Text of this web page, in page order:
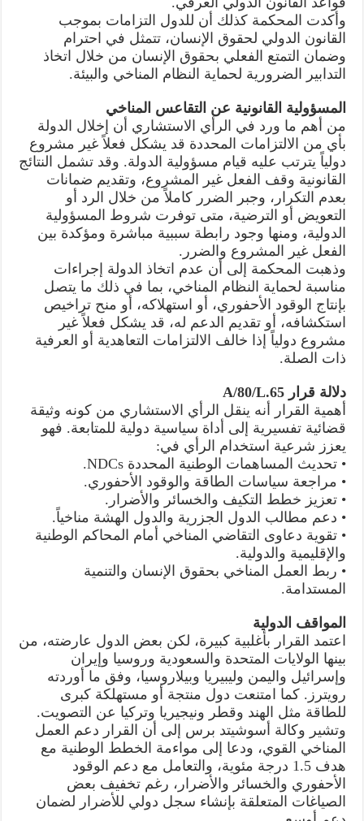
وأكدت المحكمة كذلك أن للدول التزامات بموجب
القانون الدولي لحقوق الإنسان، تتمثل في احترام
وضمان التمتع الفعلي بحقوق الإنسان من خلال اتخاذ
التدابير الضرورية لحماية النظام المناخي والبيئة.
المسؤولية القانونية عن التقاعس المناخي
من أهم ما ورد في الرأي الاستشاري أن إخلال الدولة
بأي من الالتزامات المحددة قد يشكل فعلاً غير مشروع
دولياً يترتب عليه قيام مسؤولية الدولة. وقد تشمل النتائج
القانونية وقف الفعل غير المشروع، وتقديم ضمانات
بعدم التكرار، وجبر الضرر كاملاً من خلال الرد أو
التعويض أو الترضية، متى توفرت شروط المسؤولية
الدولية، ومنها وجود رابطة سببية مباشرة ومؤكدة بين
الفعل غير المشروع والضرر.
وذهبت المحكمة إلى أن عدم اتخاذ الدولة إجراءات
مناسبة لحماية النظام المناخي، بما في ذلك ما يتصل
بإنتاج الوقود الأحفوري، أو استهلاكه، أو منح تراخيص
استكشافه، أو تقديم الدعم له، قد يشكل فعلاً غير
مشروع دولياً إذا خالف الالتزامات التعاهدية أو العرفية
ذات الصلة.
دلالة قرار A/80/L.65
أهمية القرار أنه ينقل الرأي الاستشاري من كونه وثيقة
قضائية تفسيرية إلى أداة سياسية دولية للمتابعة. فهو
يعزز شرعية استخدام الرأي في:
• تحديث المساهمات الوطنية المحددة NDCs.
• مراجعة سياسات الطاقة والوقود الأحفوري.
• تعزيز خطط التكيف والخسائر والأضرار.
• دعم مطالب الدول الجزرية والدول الهشة مناخياً.
• تقوية دعاوى التقاضي المناخي أمام المحاكم الوطنية
والإقليمية والدولية.
• ربط العمل المناخي بحقوق الإنسان والتنمية
المستدامة.
المواقف الدولية
اعتمد القرار بأغلبية كبيرة، لكن بعض الدول عارضته، من
بينها الولايات المتحدة والسعودية وروسيا وإيران
وإسرائيل واليمن وليبيريا وبيلاروسيا، وفق ما أوردته
رويترز. كما امتنعت دول منتجة أو مستهلكة كبرى
للطاقة مثل الهند وقطر ونيجيريا وتركيا عن التصويت.
وتشير وكالة أسوشيتد برس إلى أن القرار دعم العمل
المناخي القوي، ودعا إلى مواءمة الخطط الوطنية مع
هدف 1.5 درجة مئوية، والتعامل مع دعم الوقود
الأحفوري والخسائر والأضرار، رغم تخفيف بعض
الصياغات المتعلقة بإنشاء سجل دولي للأضرار لضمان